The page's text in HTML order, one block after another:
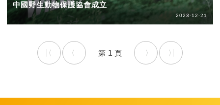
中國野生動物保護協會成立
2023-12-21
1